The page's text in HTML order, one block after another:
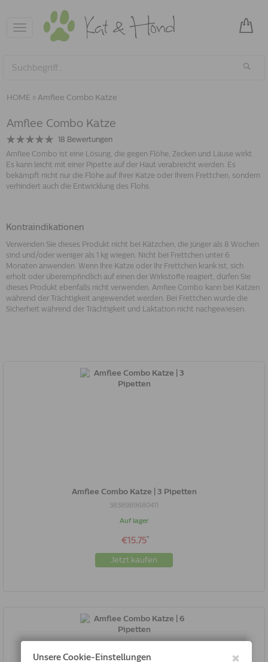
Toggle
navigation
HOME » Amflee Combo Katze
Amflee Combo Katze
18 Bewertungen
Amflee Combo ist eine Lösung, die gegen Flöhe, Zecken und Läuse wirkt.
Es kann leicht mit einer Pipette auf der Haut verabreicht werden. Es
bekämpft nicht nur die Flöhe auf Ihrer Katze oder Ihrem Frettchen, sondern
verhindert auch die Entwicklung des Flohs.
Kontraindikationen
Verwenden Sie dieses Produkt nicht bei Kätzchen, die jünger als 8 Wochen
sind und/oder weniger als 1 kg wiegen. Nicht bei Frettchen unter 6
Monaten anwenden. Wenn Ihre Katze oder Ihr Frettchen krank ist, sich
erholt oder überempfindlich auf einen der Wirkstoffe reagiert, dürfen Sie
dieses Produkt ebenfalls nicht verwenden. Amflee Combo kann bei Katzen
während der Trächtigkeit angewendet werden. Bei Frettchen wurde die
Sicherheit während der Trächtigkeit und Laktation nicht nachgewiesen.
Amflee Combo Katze | 3 Pipetten
3838989680411
Auf lager
€15.75*
Jetzt kaufen